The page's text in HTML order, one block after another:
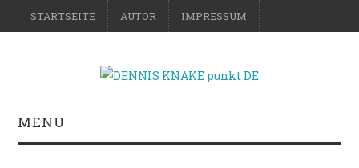
STARTSEITE AUTOR IMPRESSUM
MENU